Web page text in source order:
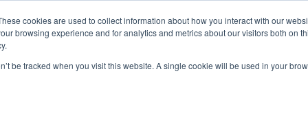
cookies are used to collect information about how you interact with our
browsing experience and for analytics and metrics about our visitors both on
be tracked when you visit this website. A single cookie will be used in your